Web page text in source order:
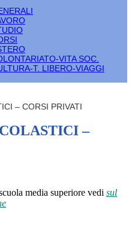
VITA SOC.
T. LIBERO-VIAGGI
– CORSI PRIVATI
–
media superiore vedi sul